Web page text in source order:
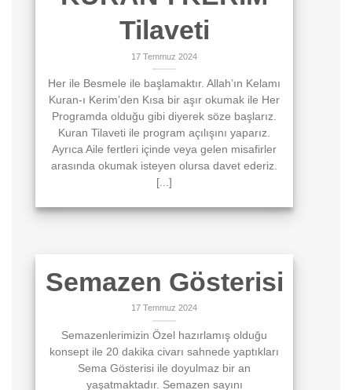
Tilaveti
17 Temmuz 2024
Her ile Besmele ile başlamaktır. Allah’ın Kelamı
Kuran-ı Kerim’den Kısa bir aşır okumak ile Her
Programda olduğu gibi diyerek söze başlarız.
Kuran Tilaveti ile program açılışını yaparız.
Ayrıca Aile fertleri içinde veya gelen misafirler
arasında okumak isteyen olursa davet ederiz.
[...]
Semazen Gösterisi
17 Temmuz 2024
Semazenlerimizin Özel hazırlamış olduğu
konsept ile 20 dakika civarı sahnede yaptıkları
Sema Gösterisi ile doyulmaz bir an
yaşatmaktadır. Semazen sayını